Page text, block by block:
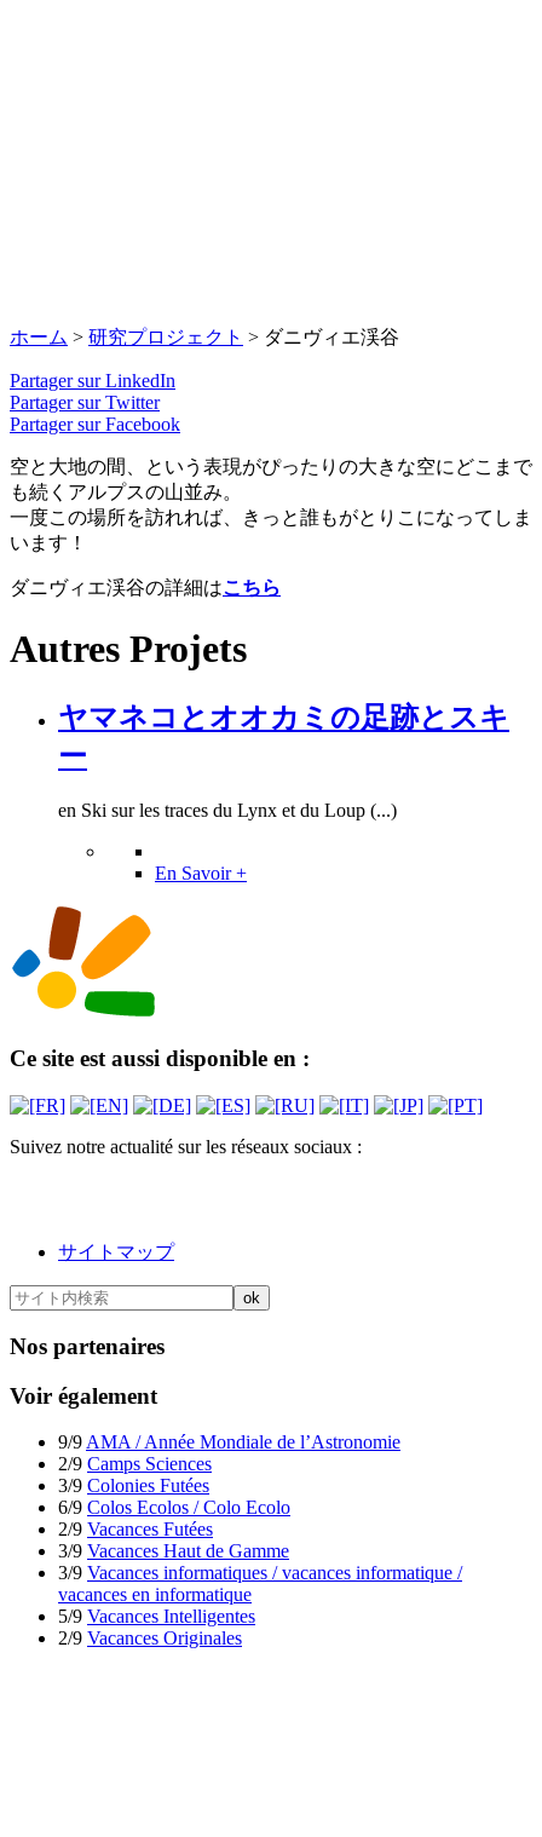
ホーム > 研究プロジェクト > ダニヴィエ渓谷
Partager sur LinkedIn
Partager sur Twitter
Partager sur Facebook
空と大地の間、という表現がぴったりの大きな空にどこまで
も続くアルプスの山並み。
一度この場所を訪れれば、きっと誰もがとりこになってしま
います！
ダニヴィエ渓谷の詳細はこちら
Autres Projets
ヤマネコとオオカミの足跡とスキ
ー
en Ski sur les traces du Lynx et du Loup (...)
En Savoir +
Ce site est aussi disponible en :
Suivez notre actualité sur les réseaux sociaux :
サイトマップ
Nos partenaires
Voir également
9/9 AMA / Année Mondiale de l’Astronomie
2/9 Camps Sciences
3/9 Colonies Futées
6/9 Colos Ecolos / Colo Ecolo
2/9 Vacances Futées
3/9 Vacances Haut de Gamme
3/9 Vacances informatiques / vacances informatique /
vacances en informatique
5/9 Vacances Intelligentes
2/9 Vacances Originales